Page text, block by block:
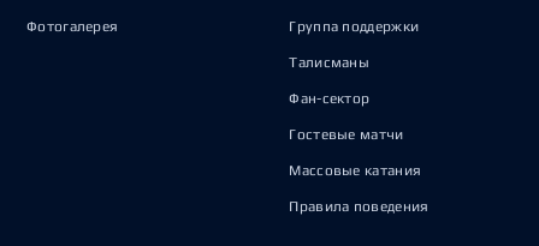
Фотогалерея Группа поддержки
Талисманы
Фан-сектор
Гостевые матчи
Массовые катания
Правила поведения